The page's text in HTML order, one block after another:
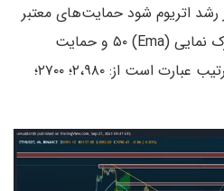
اتریوم شود حمایت‌های معتبر
اتریوم علاوه بر میانگین‌ متحرک نمایی (Ema) ۵۰ و حمایت
داینامیک کف کنج نزولی به ترتیب عبارت است از: ۲،۹۸۰؛ ۲۷۰۰؛